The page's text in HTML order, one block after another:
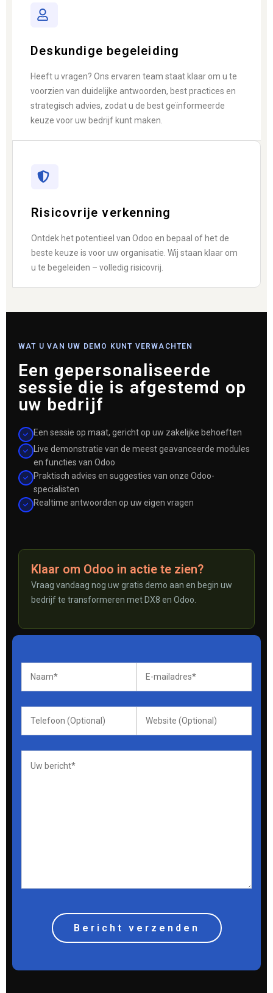
Deskundige begeleiding
Heeft u vragen? Ons ervaren team staat klaar om u te
voorzien van duidelijke antwoorden, best practices en
strategisch advies, zodat u de best geïnformeerde
keuze voor uw bedrijf kunt maken.
Risicovrije verkenning
Ontdek het potentieel van Odoo en bepaal of het de
beste keuze is voor uw organisatie. Wij staan ​​klaar om
u te begeleiden – volledig risicovrij.
WAT U VAN UW DEMO KUNT VERWACHTEN
Een gepersonaliseerde
sessie die is afgestemd op
uw bedrijf
Een sessie op maat, gericht op uw zakelijke behoeften
Live demonstratie van de meest geavanceerde modules
en functies van Odoo
Praktisch advies en suggesties van onze Odoo-
specialisten
Realtime antwoorden op uw eigen vragen
Klaar om Odoo in actie te zien?
Vraag vandaag nog uw gratis demo aan en begin uw
bedrijf te transformeren met DX8 en Odoo.